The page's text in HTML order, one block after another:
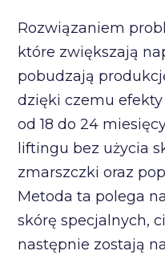
Rozwiązaniem
które zwiększają
pobudzają
dzięki czemu
od 18 do 24
liftingu bez użycia
zmarszczki oraz
Metoda ta polega
skórę specjalnych,
następnie zostają